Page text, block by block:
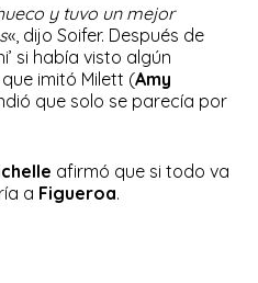
y tuvo un mejor
«, dijo Soifer. Después de
si había visto algún
imitó Milett (Amy
que solo se parecía por
afirmó que si todo va
a Figueroa.